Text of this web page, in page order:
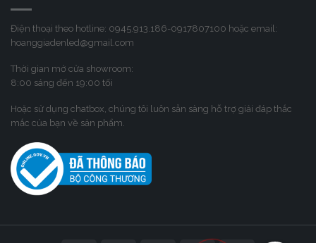
Điện thoại theo hotline: 0945.913.186-0917807100 hoặc email:
hoanggiadenled@gmail.com
Thời gian mở cửa showroom:
8:00 sáng đến 19:00 tối
Hoặc sử dụng chatbox, chúng tôi luôn sẳn sàng hỗ trợ giải đáp thắc
mắc của bạn về sản phẩm.